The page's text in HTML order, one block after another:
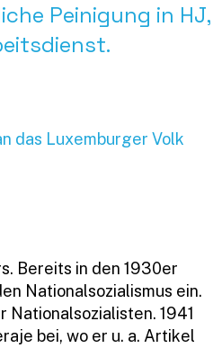
Peinigung in HJ,
das Luxemburger Volk
Bereits in den 1930er
Nationalsozialismus ein.
1941
bei, wo er u. a. Artikel